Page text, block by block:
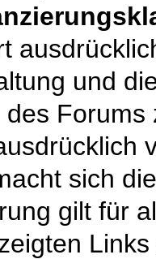
und
des
sich
gilt für